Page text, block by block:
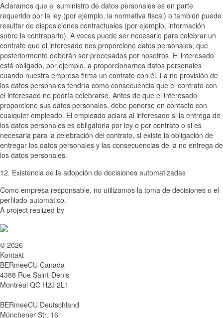
Aclaramos que el suministro de datos personales es en parte
requerido por la ley (por ejemplo, la normativa fiscal) o también puede
resultar de disposiciones contractuales (por ejemplo, información
sobre la contraparte). A veces puede ser necesario para celebrar un
contrato que el interesado nos proporcione datos personales, que
posteriormente deberán ser procesados por nosotros. El interesado
está obligado, por ejemplo, a proporcionarnos datos personales
cuando nuestra empresa firma un contrato con él. La no provisión de
los datos personales tendría como consecuencia que el contrato con
el interesado no podría celebrarse. Antes de que el interesado
proporcione sus datos personales, debe ponerse en contacto con
cualquier empleado. El empleado aclara al interesado si la entrega de
los datos personales es obligatoria por ley o por contrato o si es
necesaria para la celebración del contrato, si existe la obligación de
entregar los datos personales y las consecuencias de la no entrega de
los datos personales.
12. Existencia de la adopción de decisiones automatizadas
Como empresa responsable, no utilizamos la toma de decisiones o el
perfilado automático.
A project realized by
© 2026
Kontakt
BERmeeCU Canada
4388 Rue Saint-Denis
Montréal QC H2J 2L1
BERmeeCU Deutschland
Münchener Str. 16